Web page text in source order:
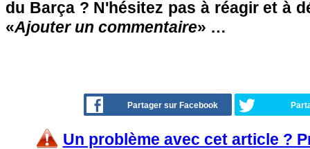
du Barça ? N'hésitez pas à réagir et à
«Ajouter un commentaire» …
Partager sur Facebook
Un problème avec cet article ?